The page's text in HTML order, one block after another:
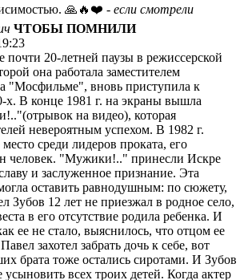
🙏🔥❤️ - если смотрели
ЧТОБЫ ПОМНИЛИ
почти 20-летней паузы в режиссерской
она работала заместителем
"Мосфильме", вновь приступила к
х. В конце 1981 г. на экраны вышла
на видео), которая
невероятным успехом. В 1982 г.
среди лидеров проката, его
человек. "Мужики!.." принесли Искре
и заслуженное признание. Эта
оставить равнодушным: по сюжету,
Зубов 12 лет не приезжал в родное село,
в его отсутствие родила ребенка. И
ее не стало, выяснилось, что отцом ее
захотел забрать дочь к себе, вот
брата тоже остались сиротами. И Зубов
всех троих детей. Когда актер